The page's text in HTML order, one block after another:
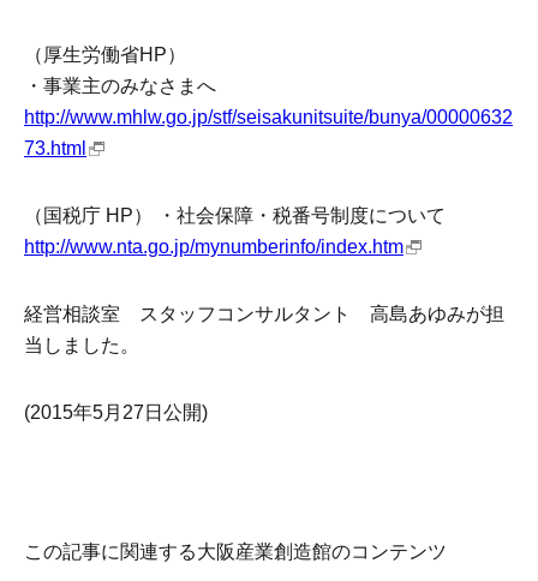
（厚生労働省HP）
・事業主のみなさまへ
http://www.mhlw.go.jp/stf/seisakunitsuite/bunya/00000632
73.html
（国税庁 HP） ・社会保障・税番号制度について
http://www.nta.go.jp/mynumberinfo/index.htm
経営相談室 スタッフコンサルタント 高島あゆみが担
当しました。
(2015年5月27日公開)
この記事に関連する大阪産業創造館のコンテンツ